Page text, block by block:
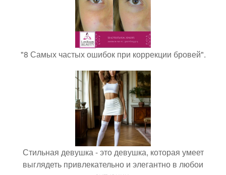
"8 Самых частых ошибок при коррекции бровей".
Стильная девушка - это девушка, которая умеет
выглядеть привлекательно и элегантно в любои